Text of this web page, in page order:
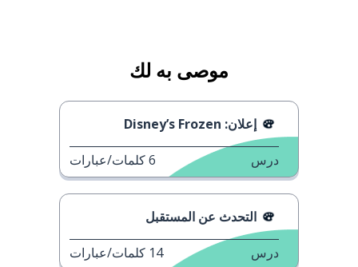
موصى به لك
إعلان: Disney’s Frozen
درس 6كلمات/عبارات
التحدث عن المستقبل
درس 14 كلمات/عبارات